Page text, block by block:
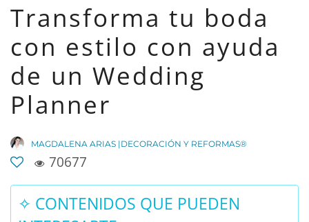
Transforma tu boda
con estilo con ayuda
de un Wedding
Planner
MAGDALENA ARIAS |DECORACIÓN Y REFORMAS®
70677
✧ CONTENIDOS QUE PUEDEN